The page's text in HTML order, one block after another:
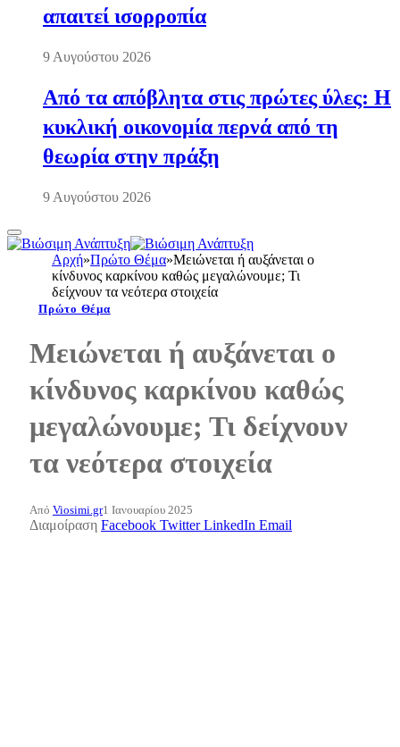
απαιτεί ισορροπία
9 Αυγούστου 2026
Από τα απόβλητα στις πρώτες ύλες: Η
κυκλική οικονομία περνά από τη
θεωρία στην πράξη
9 Αυγούστου 2026
Αρχή»Πρώτο Θέμα»Μειώνεται ή αυξάνεται ο
κίνδυνος καρκίνου καθώς μεγαλώνουμε; Τι
δείχνουν τα νεότερα στοιχεία
Πρώτο Θέμα
Μειώνεται ή αυξάνεται ο
κίνδυνος καρκίνου καθώς
μεγαλώνουμε; Τι δείχνουν
τα νεότερα στοιχεία
Από Viosimi.gr1 Ιανουαρίου 2025
Διαμοίραση Facebook Twitter LinkedIn Email